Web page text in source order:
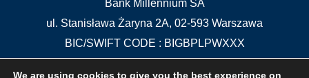
Bank Millennium SA
ul. Stanisława Żaryna 2A, 02-593 Warszawa
BIC/SWIFT CODE : BIGBPLPWXXX
We are using cookies to give you the best experience on